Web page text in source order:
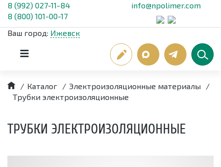
8 (992) 027-11-84
8 (800) 101-00-17
info@npolimer.com
Ваш город: Ижевск
/ Каталог / Электроизоляционные материалы
/
Трубки электроизоляционные
ТРУБКИ ЭЛЕКТРОИЗОЛЯЦИОННЫЕ